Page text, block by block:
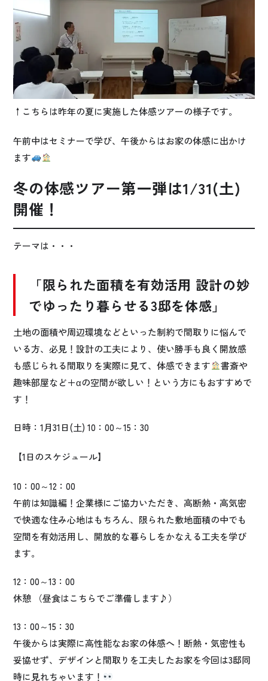
↑こちらは昨年の夏に実施した体感ツアーの様子です。
午前中はセミナーで学び、午後からはお家の体感に出かけ
ます
冬の体感ツアー第一弾は1/31(土)
開催！
テーマは・・・
「限られた面積を有効活用 設計の妙
でゆったり暮らせる3邸を体感」
土地の面積や周辺環境などといった制約で間取りに悩んで
いる方、必見！設計の工夫により、使い勝手も良く開放感
も感じられる間取りを実際に見て、体感できます
書斎や
趣味部屋など＋αの空間が欲しい！という方にもおすすめで
す！
日時：1月31日(土) 10：00～15：30
【1日のスケジュール】
10：00～12：00
午前は知識編！企業様にご協力いただき、高断熱・高気密
で快適な住み心地はもちろん、限られた敷地面積の中でも
空間を有効活用し、開放的な暮らしをかなえる工夫を学び
ます。
12：00～13：00
休憩 （昼食はこちらでご準備します♪）
13：00～15：30
午後からは実際に高性能なお家の体感へ！断熱・気密性も
妥協せず、デザインと間取りを工夫したお家を今回は3邸同
時に見れちゃいます！